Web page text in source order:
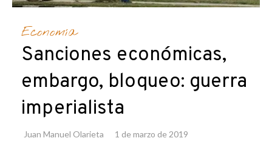
Economía
Sanciones económicas,
embargo, bloqueo: guerra
imperialista
Juan Manuel Olarieta 1 de marzo de 2019